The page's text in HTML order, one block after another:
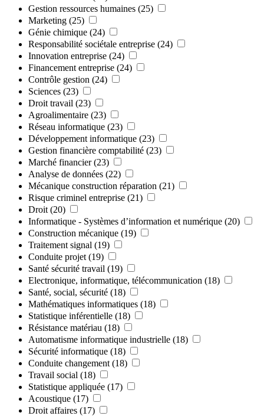
Gestion ressources humaines (25)
Marketing (25)
Génie chimique (24)
Responsabilité sociétale entreprise (24)
Innovation entreprise (24)
Financement entreprise (24)
Contrôle gestion (24)
Sciences (23)
Droit travail (23)
Agroalimentaire (23)
Réseau informatique (23)
Développement informatique (23)
Gestion financière comptabilité (23)
Marché financier (23)
Analyse de données (22)
Mécanique construction réparation (21)
Risque criminel entreprise (21)
Droit (20)
Informatique - Systèmes d’information et numérique (20)
Construction mécanique (19)
Traitement signal (19)
Conduite projet (19)
Santé sécurité travail (19)
Electronique, informatique, télécommunication (18)
Santé, social, sécurité (18)
Mathématiques informatiques (18)
Statistique inférentielle (18)
Résistance matériau (18)
Automatisme informatique industrielle (18)
Sécurité informatique (18)
Conduite changement (18)
Travail social (18)
Statistique appliquée (17)
Acoustique (17)
Droit affaires (17)